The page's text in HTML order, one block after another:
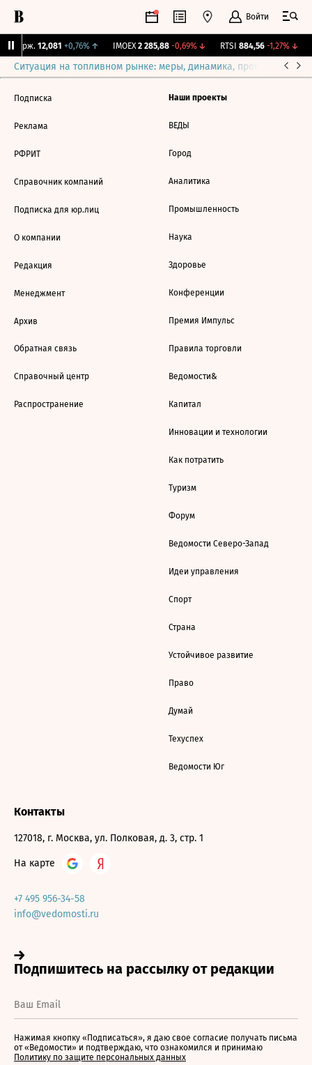
Войти
Бирж. 12,081 +0,76%↑ IMOEX 2 285,88 -0,69%↓ RTSI 884,56 -1,27%↓
Ситуация на топливном рынке: меры, динамика, прогнозы
Подписка
Реклама
РФРИТ
Справочник компаний
Подписка для юр.лиц
О компании
Редакция
Менеджмент
Архив
Обратная связь
Справочный центр
Распространение
Наши проекты
ВЕДЫ
Город
Аналитика
Промышленность
Наука
Здоровье
Конференции
Премия Импульс
Правила торговли
Ведомости&
Капитал
Инновации и технологии
Как потратить
Туризм
Форум
Ведомости Северо-Запад
Идеи управления
Спорт
Страна
Устойчивое развитие
Право
Думай
Техуспех
Ведомости Юг
Контакты
127018, г. Москва, ул. Полковая, д. 3, стр. 1
На карте
+7 495 956-34-58
info@vedomosti.ru
Нажимая кнопку «Подписаться», я даю свое согласие получать письма
от «Ведомости» и подтверждаю, что ознакомился и принимаю
Политику по защите персональных данных